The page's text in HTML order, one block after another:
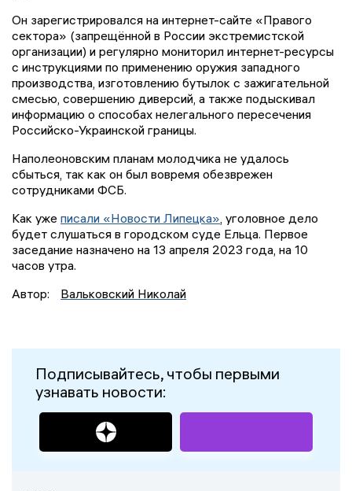
Он зарегистрировался на интернет-сайте «Правого
сектора» (запрещённой в России экстремистской
организации) и регулярно мониторил интернет-ресурсы
с инструкциями по применению оружия западного
производства, изготовлению бутылок с зажигательной
смесью, совершению диверсий, а также подыскивал
информацию о способах нелегального пересечения
Российско-Украинской границы.
Наполеоновским планам молодчика не удалось
сбыться, так как он был вовремя обезврежен
сотрудниками ФСБ.
Как уже писали «Новости Липецка» , уголовное дело
будет слушаться в городском суде Ельца. Первое
заседание назначено на 13 апреля 2023 года, на 10
часов утра.
Автор:
Вальковский Николай
Подписывайтесь, чтобы первыми
узнавать новости: